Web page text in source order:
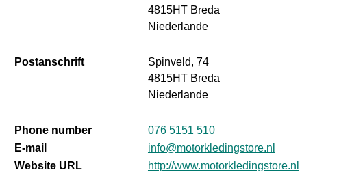
4815HT Breda
Niederlande
Postanschrift
Spinveld, 74
4815HT Breda
Niederlande
Phone number
076 5151 510
E-mail
info@motorkledingstore.nl
Website URL
http://www.motorkledingstore.nl